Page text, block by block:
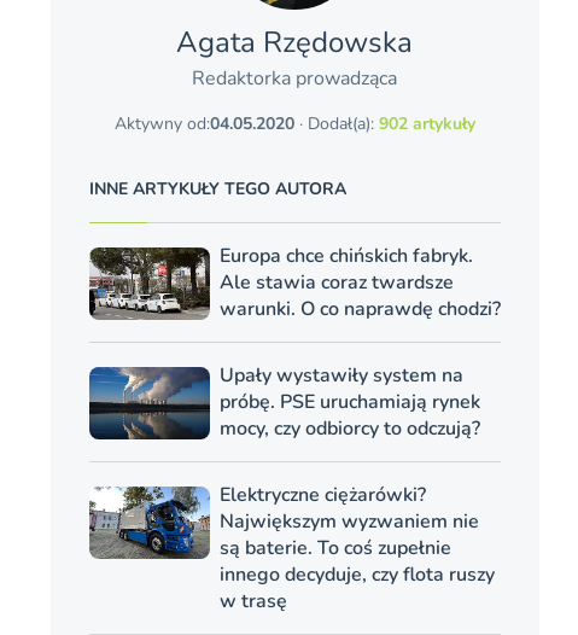
Agata Rzędowska
Redaktorka prowadząca
Aktywny od:04.05.2020· Dodał(a): 902 artykuły
INNE ARTYKUŁY TEGO AUTORA
Europa chce chińskich fabryk.
Ale stawia coraz twardsze
warunki. O co naprawdę chodzi?
Upały wystawiły system na
próbę. PSE uruchamiają rynek
mocy, czy odbiorcy to odczują?
Elektryczne ciężarówki?
Największym wyzwaniem nie
są baterie. To coś zupełnie
innego decyduje, czy flota ruszy
w trasę